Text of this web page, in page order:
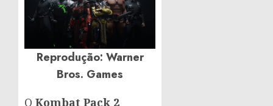
Reprodução: Warner
Bros. Games
O Kombat Pack 2